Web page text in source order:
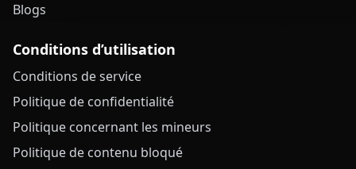
Blogs
Conditions d’utilisation
Conditions de service
Politique de confidentialité
Politique concernant les mineurs
Politique de contenu bloqué